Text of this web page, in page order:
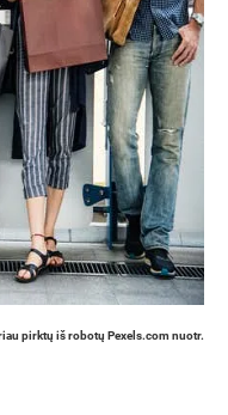
pirktų iš robotų Pexels.com nuotr.